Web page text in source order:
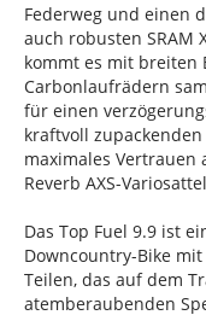
Federweg und einen
auch robusten SRAM
kommt es mit breiten
Carbonlaufrädern
für einen
kraftvoll
maximales Vertrauen
Reverb AXS-
Das Top Fuel 9.9 ist
Downcountry-Bike
Teilen, das auf dem
atemberaubenden